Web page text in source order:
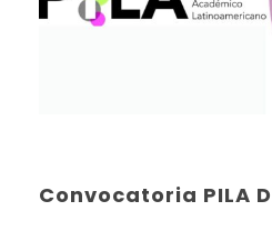
Convocatoria PILA